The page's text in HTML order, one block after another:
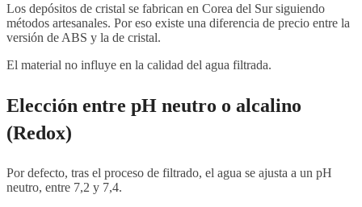
Los depósitos de cristal se fabrican en Corea del Sur siguiendo
métodos artesanales. Por eso existe una diferencia de precio entre la
versión de ABS y la de cristal.
El material no influye en la calidad del agua filtrada.
Elección entre pH neutro o alcalino
(Redox)
Por defecto, tras el proceso de filtrado, el agua se ajusta a un pH
neutro, entre 7,2 y 7,4.